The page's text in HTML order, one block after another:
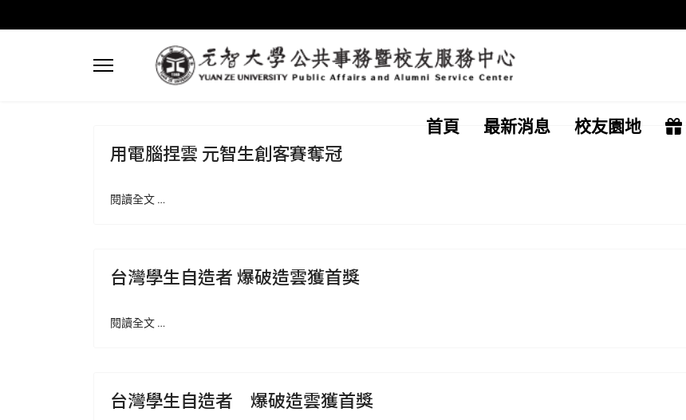
首頁 最新消息 校友園地
用電腦捏雲 元智生創客賽奪冠
閱讀全文 …
台灣學生自造者 爆破造雲獲首獎
閱讀全文 …
台灣學生自造者 爆破造雲獲首獎